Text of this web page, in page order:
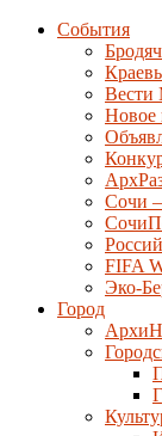
События
Вести
Новое
Сочи
FIFA
Эко-
Город